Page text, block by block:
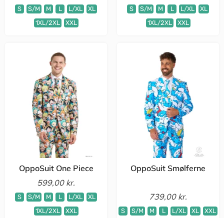
S S/M M L L/XL
XL
1XL/2XL
XXL
S S/M M L L/XL
XL
1XL/2XL
XXL
OppoSuit One Piece
599,00 kr.
S S/M M L L/XL
XL
1XL/2XL
XXL
OppoSuit Smølferne
739,00 kr.
S S/M M L L/XL XL XXL